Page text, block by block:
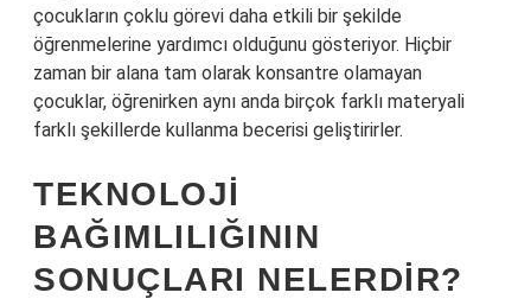
çocukların çoklu görevi daha etkili bir şekilde
öğrenmelerine yardımcı olduğunu gösteriyor. Hiçbir
zaman bir alana tam olarak konsantre olamayan
çocuklar, öğrenirken aynı anda birçok farklı materyali
farklı şekillerde kullanma becerisi geliştirirler.
TEKNOLOJI
BAĞIMLILIĞININ
SONUÇLARI NELERDIR?